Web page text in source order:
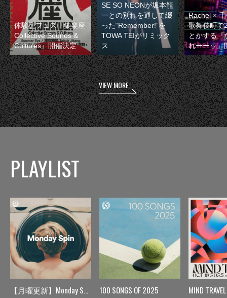
体験型フェス『集楽座
Collective Sounds &
Cultures』開催決定
SE SO NEONが坂本龍
一との別れを通して綴
った“Remember!”を
TOWA TEIがリミック
ス
Rachel ×
歌舞伎町で
とかする『
れーーッ』
VIEW MORE
PLAYLIST
【月曜更新】Monday Spin 100 SONGS OF 2025 MIND TRAVEL